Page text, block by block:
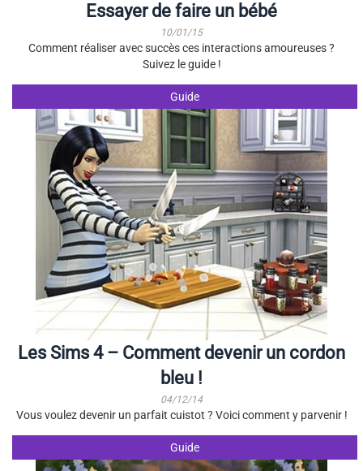
Essayer de faire un bébé
10/01/15
Comment réaliser avec succès ces interactions amoureuses ?
Suivez le guide !
Guide
Les Sims 4 – Comment devenir un cordon
bleu !
04/12/14
Vous voulez devenir un parfait cuistot ? Voici comment y parvenir !
Guide